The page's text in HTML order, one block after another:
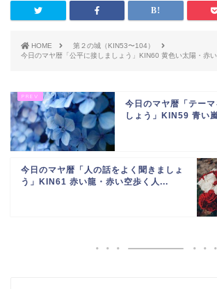
HOME
第２の城（KIN53〜104）
今日のマヤ暦「公平に接しましょう」KIN60 黄色い太陽・赤
今日のマヤ暦「テー
しょう」KIN59 青い
今日のマヤ暦「人の話をよく聞きましょ
う」KIN61 赤い龍・赤い空歩く人...